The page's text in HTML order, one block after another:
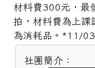
材料費300元，最
拍，材料費為上課
為消耗品。*11/
社團簡介：